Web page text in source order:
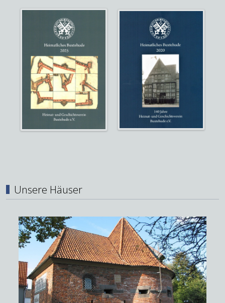
Unsere Häuser